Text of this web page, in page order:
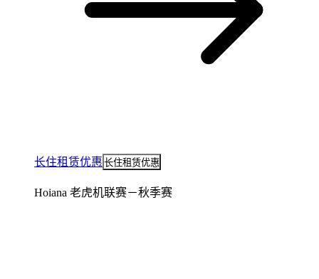
长住租赁优惠 长住租赁优惠
Hoiana 老虎机联赛－秋季赛